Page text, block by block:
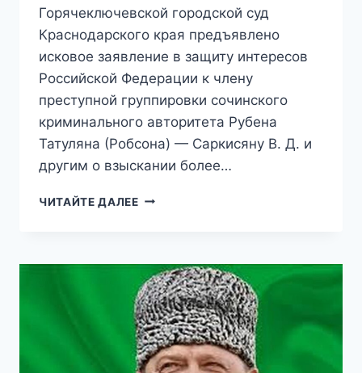
Горячеключевской городской суд
Краснодарского края предъявлено
исковое заявление в защиту интересов
Российской Федерации к члену
преступной группировки сочинского
криминального авторитета Рубена
Татуляна (Робсона) — Саркисяну В. Д. и
другим о взыскании более…
ЧИТАЙТЕ ДАЛЕЕСУДЬЯ
ВЕРНУЛА
ИМУЩЕСТВО
КРИМИНАЛЬНЫМ
АВТОРИТЕТАМ
НА
10
МЛРД